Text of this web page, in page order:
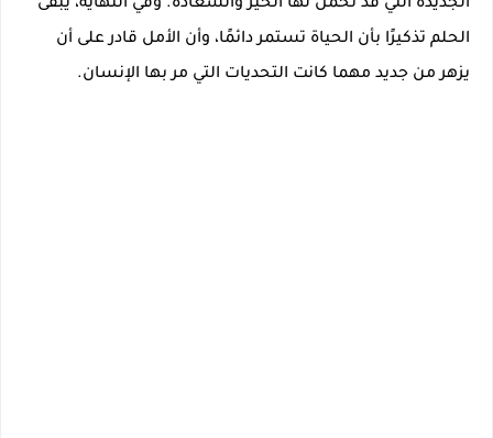
الجديدة التي قد تحمل لها الخير والسعادة. وفي النهاية، يبقى
الحلم تذكيرًا بأن الحياة تستمر دائمًا، وأن الأمل قادر على أن
يزهر من جديد مهما كانت التحديات التي مر بها الإنسان.